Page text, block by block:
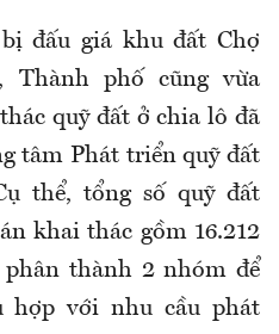
đấu giá khu đất Chợ
Thành phố cũng vừa
quỹ đất ở chia lô đã
tâm Phát triển quỹ đất
thể, tổng số quỹ đất
khai thác gồm 16.212
thành 2 nhóm để
hợp với nhu cầu phát